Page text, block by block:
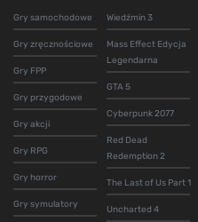
Gry samochodowe
Gry zręcznościowe
Gry FPP
Gry przygodowe
Gry akcji
Gry RPG
Gry horror
Gry symulatory
Wiedźmin 3
Mass Effect Edycja
Legendarna
GTA 5
Cyberpunk 2077
Red Dead
Redemption 2
The Last of Us Part 1
Uncharted 4